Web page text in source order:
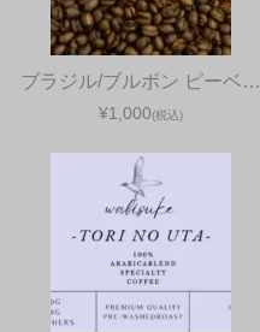
ブラジル/ブルボン ピーベ…
¥1,000(税込)